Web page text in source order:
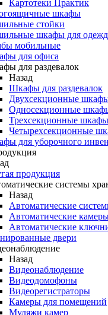
Картотеки Практик
шкафы
стойки
шкафы для
мобильные
для офиса
для раздевалок
Назад
Шкафы для раздевалок
Двухсекционные
Односекционные
Трехсекционные
Четырехсекционные
для уборочного
продукция
системы
Назад
Автоматические
Автоматические
Автоматические
двери
Назад
Видеонаблюдение
Видеодомофоны
Видеорегистраторы
Камеры для помещений
Муляжи камер